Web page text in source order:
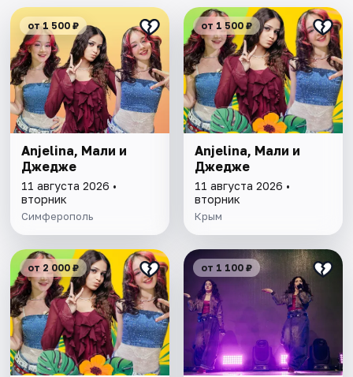
от 1 500 ₽
Anjelina, Мали и
Джедже
11 августа 2026 •
вторник
Симферополь
от 1 500 ₽
Anjelina, Мали и
Джедже
11 августа 2026 •
вторник
Крым
от 2 000 ₽ от 1 100 ₽